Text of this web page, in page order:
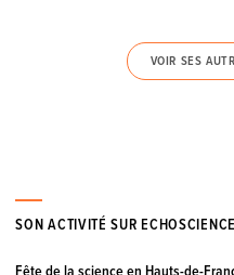
VOIR SES
SON ACTIVITÉ SUR